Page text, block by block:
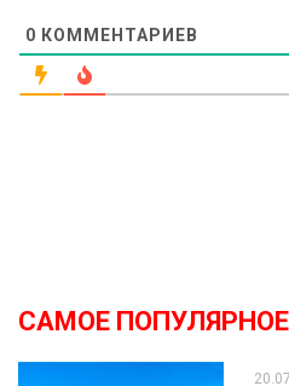
0 КОММЕНТАРИЕВ
САМОЕ ПОПУЛЯРНОЕ